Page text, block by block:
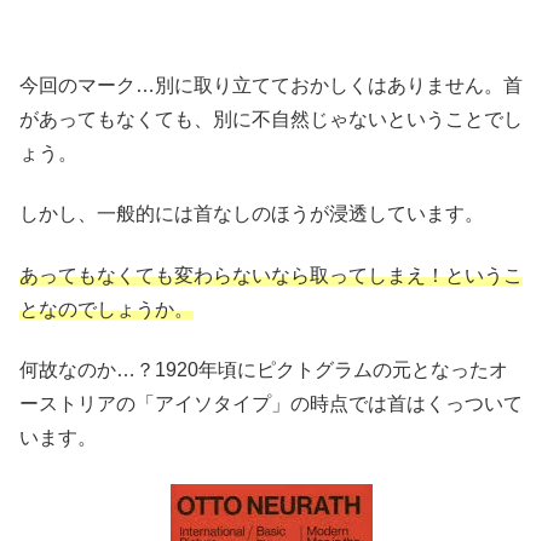
今回のマーク…別に取り立てておかしくはありません。首
があってもなくても、別に不自然じゃないということでし
ょう。
しかし、一般的には首なしのほうが浸透しています。
あってもなくても変わらないなら取ってしまえ！というこ
となのでしょうか。
何故なのか…？1920年頃にピクトグラムの元となったオ
ーストリアの「アイソタイプ」の時点では首はくっついて
います。